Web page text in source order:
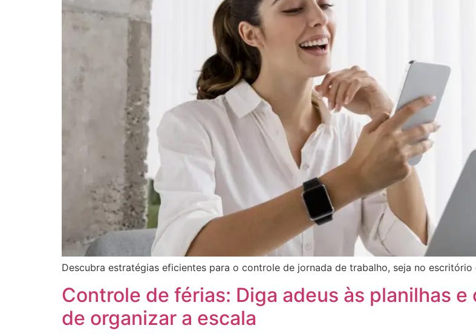
Descubra estratégias eficientes para o controle de jornada de trabalho, seja no
Controle de férias: Diga adeus às planilhas
de organizar a escala